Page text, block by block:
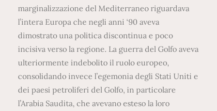
marginalizzazione del Mediterraneo riguardava
l’intera Europa che negli anni ‘90 aveva
dimostrato una politica discontinua e poco
incisiva verso la regione. La guerra del Golfo aveva
ulteriormente indebolito il ruolo europeo,
consolidando invece l’egemonia degli Stati Uniti e
dei paesi petroliferi del Golfo, in particolare
l’Arabia Saudita, che avevano esteso la loro